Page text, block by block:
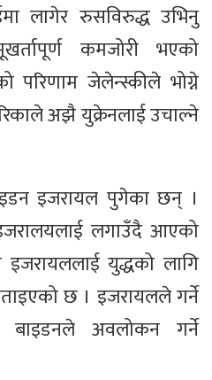
लागेर रुसविरुद्ध उभिनु
कमजोरी भएको
जेलेन्स्कीले भोग्ने
अझै युक्रेनलाई उचाल्ने
इजरायल पुगेका छन् ।
लगाउँदै आएको
युद्धको लागि
छ । इजरायलले गर्ने
अवलोकन गर्ने